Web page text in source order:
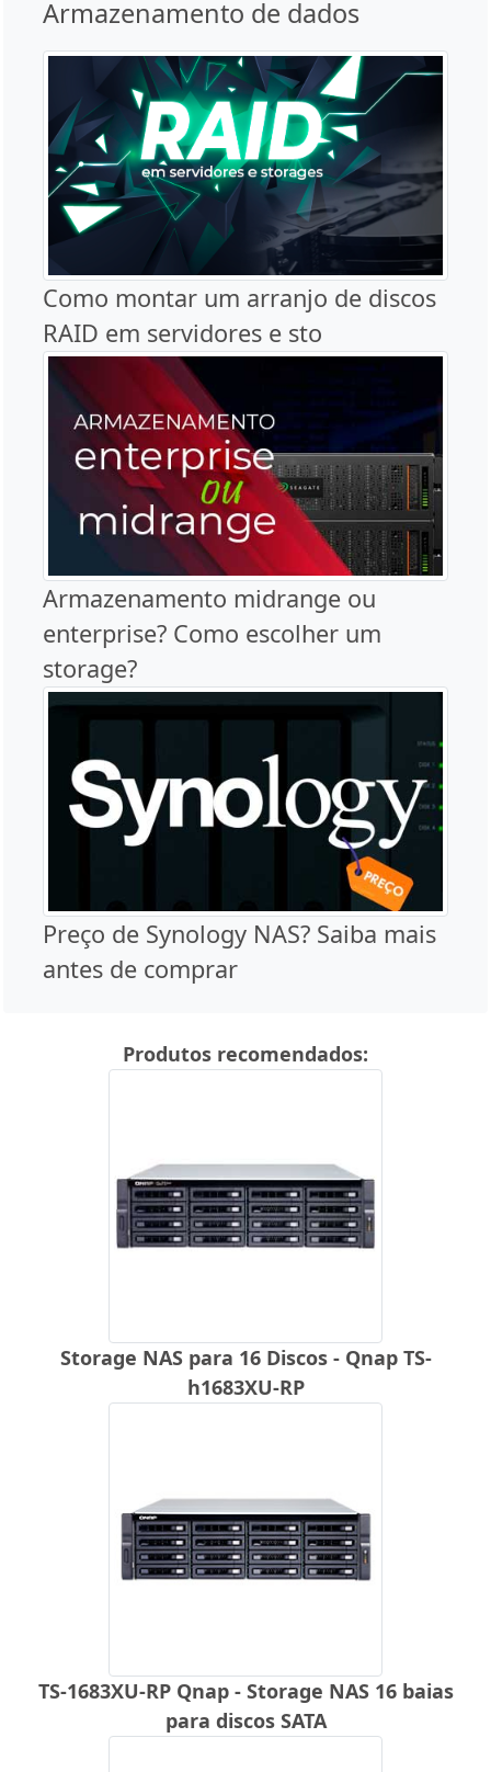
Armazenamento de dados
Como montar um arranjo de discos
RAID em servidores e sto
Armazenamento midrange ou
enterprise? Como escolher um
storage?
Preço de Synology NAS? Saiba mais
antes de comprar
Produtos recomendados:
Storage NAS para 16 Discos - Qnap TS-
h1683XU-RP
TS-1683XU-RP Qnap - Storage NAS 16 baias
para discos SATA